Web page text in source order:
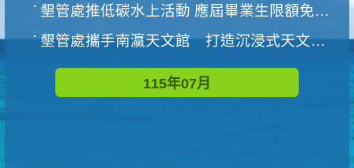
墾管處推低碳水上活動 應屆畢業生限額免費參加
墾管處攜手南瀛天文館 打造沉浸式天文探索營隊
115年07月